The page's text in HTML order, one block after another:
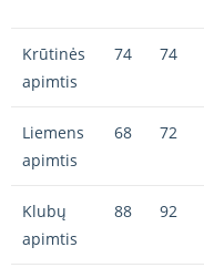
Krūtinės
apimtis
74 74
Liemens
apimtis
68 72
Klubų
apimtis
88 92